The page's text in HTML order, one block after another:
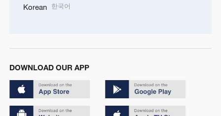
Korean 한국어
DOWNLOAD OUR APP